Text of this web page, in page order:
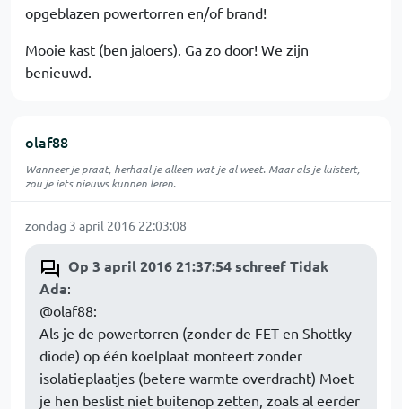
opgeblazen powertorren en/of brand!
Mooie kast (ben jaloers). Ga zo door! We zijn
benieuwd.
olaf88
Wanneer je praat, herhaal je alleen wat je al weet. Maar als je luistert,
zou je iets nieuws kunnen leren.
zondag 3 april 2016 22:03:08
Op 3 april 2016 21:37:54 schreef Tidak
Ada:
@olaf88:
Als je de powertorren (zonder de FET en Shottky-
diode) op één koelplaat monteert zonder
isolatieplaatjes (betere warmte overdracht) Moet
je hen beslist niet buitenop zetten, zoals al eerder